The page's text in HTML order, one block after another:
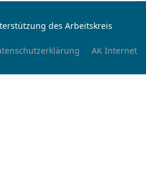
des Arbeitskreis
AK Internet